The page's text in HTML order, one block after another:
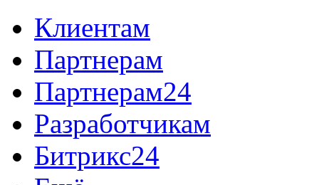
Клиентам
Партнерам
Партнерам24
Разработчикам
Битрикс24